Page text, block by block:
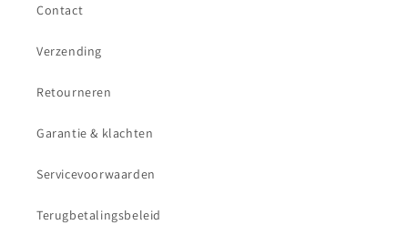
Contact
Verzending
Retourneren
Garantie & klachten
Servicevoorwaarden
Terugbetalingsbeleid